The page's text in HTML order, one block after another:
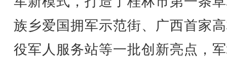
族乡爱国拥军示范街、广西首家
役军人服务站等一批创新亮点，